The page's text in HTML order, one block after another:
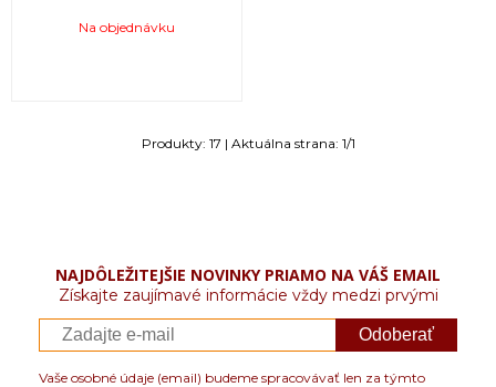
Na objednávku
Produkty: 17 | Aktuálna strana: 1/1
NAJDÔLEŽITEJŠIE NOVINKY PRIAMO NA VÁŠ EMAIL
Získajte zaujímavé informácie vždy medzi prvými
Odoberať
Vaše osobné údaje (email) budeme spracovávať len za týmto